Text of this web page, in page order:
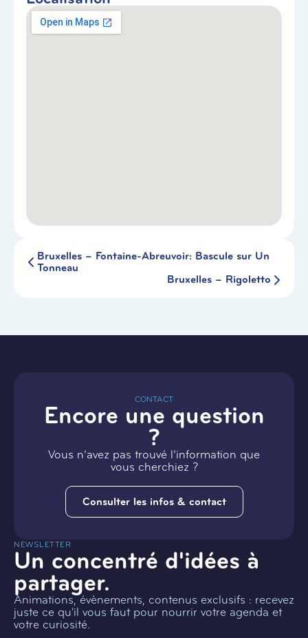
Bruxelles – Fontaine-Abreuvoir: Bascule sur Un
Tonneau
Bruxelles – Rigoletto
CONTACT
Encore une question
?
Vous n’avez pas trouvé l’information que
vous cherchiez ?
Consulter les infos & contact
NEWSLETTER
Un concentré d'idées à
partager.
Animations, évènements, contenus exclusifs : recevez
juste ce qu'il vous faut pour nourrir votre agenda et
votre curiosité.